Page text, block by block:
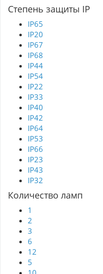
Степень защиты IP
IP65
IP20
IP67
IP68
IP44
IP54
IP22
IP33
IP40
IP42
IP64
IP53
IP66
IP23
IP43
IP32
Количество ламп
1
2
3
6
12
5